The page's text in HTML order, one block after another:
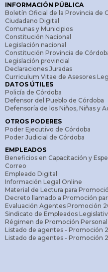
INFORMACIÓN PÚBLICA
Boletín Oficial de la Provincia de
Ciudadano Digital
Comunas y Municipios
Constitución Nacional
Legislación nacional
Constitución Provincia de
Legislación provincial
Declaraciones Juradas
Curriculum Vitae de Asesores
DATOS ÚTILES
Policía de Córdoba
Defensor del Pueblo de Córdoba
Defensoría de los Niños, Niñas y
OTROS PODERES
Poder Ejecutivo de Córdoba
Poder Judicial de Córdoba
EMPLEADOS
Beneficios en Capacitación y
Correo
Empleado Digital
Información Legal Online
Material de Lectura para
Decreto llamado a Promoción
Evaluación Agentes Promoción
Sindicato de Empleados
Régimen de Promoción
Listado de agentes - Promoción
Listado de agentes - Promoción